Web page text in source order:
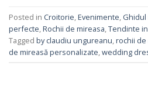
Posted in Croitorie,Evenimente,
perfecte,Rochii de mireasa,Tendinte
Tagged by claudiu ungureanu,rochii de
de mireasă personalizate,wedding